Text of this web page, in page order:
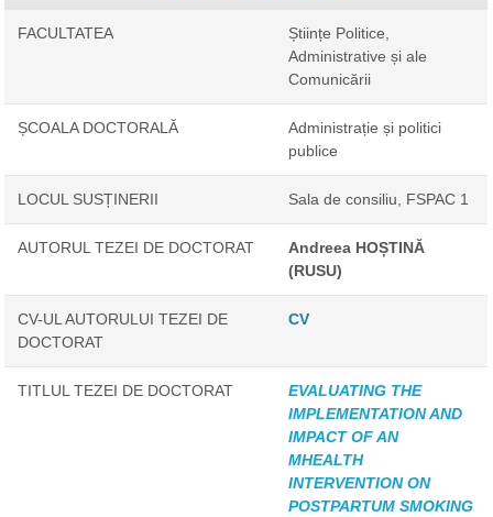
FACULTATEA
Științe Politice,
Administrative și ale
Comunicării
ȘCOALA DOCTORALĂ
Administrație și politici
publice
LOCUL SUSȚINERII Sala de consiliu, FSPAC 1
AUTORUL TEZEI DE DOCTORAT
Andreea HOȘTINĂ
(RUSU)
CV-UL AUTORULUI TEZEI DE
DOCTORAT
CV
TITLUL TEZEI DE DOCTORAT
EVALUATING THE
IMPLEMENTATION AND
IMPACT OF AN
MHEALTH
INTERVENTION ON
POSTPARTUM SMOKING